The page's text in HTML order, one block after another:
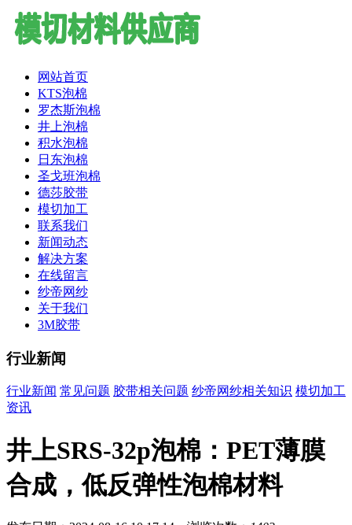
网站首页
KTS泡棉
罗杰斯泡棉
井上泡棉
积水泡棉
日东泡棉
圣戈班泡棉
德莎胶带
模切加工
联系我们
新闻动态
解决方案
在线留言
纱帝网纱
关于我们
3M胶带
行业新闻
行业新闻 常见问题 胶带相关问题 纱帝网纱相关知识 模切加工
资讯
井上SRS-32p泡棉：PET薄膜
合成，低反弹性泡棉材料